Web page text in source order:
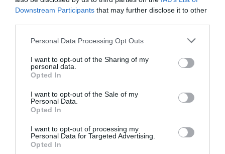
Downstream Participants that may further disclose it to other
Personal Data Processing Opt Outs
I want to opt-out of the Sharing of my
personal data.
Opted In
I want to opt-out of the Sale of my
Personal Data.
Opted In
I want to opt-out of processing my
Personal Data for Targeted Advertising.
Opted In
pour cet appareil à la fragile carrière commerciale…
LAISSER UN COMMENTAIRE
Appel aux lecteurs !
Soutenez Air Journal participez